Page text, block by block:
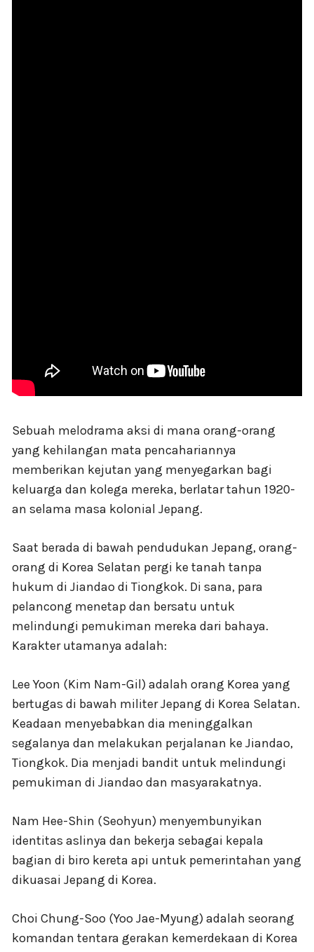
Sebuah melodrama aksi di mana orang-orang
yang kehilangan mata pencahariannya
memberikan kejutan yang menyegarkan bagi
keluarga dan kolega mereka, berlatar tahun 1920-
an selama masa kolonial Jepang.
Saat berada di bawah pendudukan Jepang, orang-
orang di Korea Selatan pergi ke tanah tanpa
hukum di Jiandao di Tiongkok. Di sana, para
pelancong menetap dan bersatu untuk
melindungi pemukiman mereka dari bahaya.
Karakter utamanya adalah:
Lee Yoon (Kim Nam-Gil) adalah orang Korea yang
bertugas di bawah militer Jepang di Korea Selatan.
Keadaan menyebabkan dia meninggalkan
segalanya dan melakukan perjalanan ke Jiandao,
Tiongkok. Dia menjadi bandit untuk melindungi
pemukiman di Jiandao dan masyarakatnya.
Nam Hee-Shin (Seohyun) menyembunyikan
identitas aslinya dan bekerja sebagai kepala
bagian di biro kereta api untuk pemerintahan yang
dikuasai Jepang di Korea.
Choi Chung-Soo (Yoo Jae-Myung) adalah seorang
komandan tentara gerakan kemerdekaan di Korea